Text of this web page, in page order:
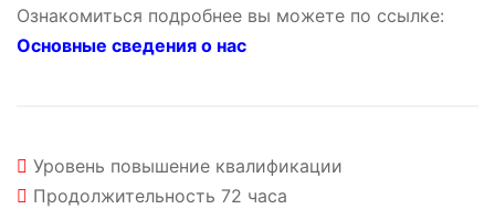
Ознакомиться подробнее вы можете по ссылке:
Основные сведения о нас
Уровень повышение квалификации
Продолжительность 72 часа